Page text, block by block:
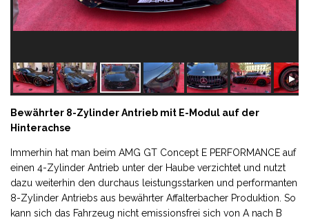
Bewährter 8-Zylinder Antrieb mit E-Modul auf der
Hinterachse
Immerhin hat man beim AMG GT Concept E PERFORMANCE auf
einen 4-Zylinder Antrieb unter der Haube verzichtet und nutzt
dazu weiterhin den durchaus leistungsstarken und performanten
8-Zylinder Antriebs aus bewährter Affalterbacher Produktion. So
kann sich das Fahrzeug nicht emissionsfrei sich von A nach B